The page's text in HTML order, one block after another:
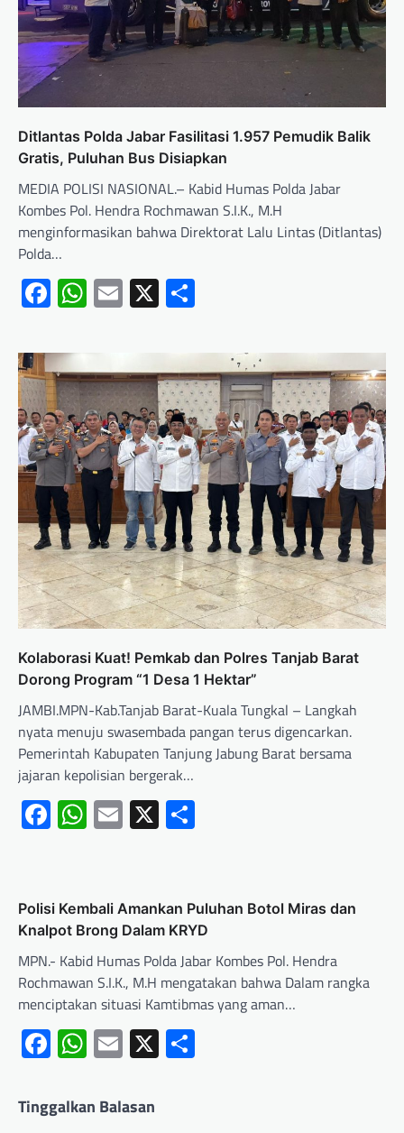
Ditlantas Polda Jabar Fasilitasi 1.957 Pemudik Balik
Gratis, Puluhan Bus Disiapkan
MEDIA POLISI NASIONAL.– Kabid Humas Polda Jabar
Kombes Pol. Hendra Rochmawan S.I.K., M.H
menginformasikan bahwa Direktorat Lalu Lintas (Ditlantas)
Polda…
Facebook
WhatsApp
Email
X
Kolaborasi Kuat! Pemkab dan Polres Tanjab Barat
Dorong Program “1 Desa 1 Hektar”
JAMBI.MPN-Kab.Tanjab Barat-Kuala Tungkal – Langkah
nyata menuju swasembada pangan terus digencarkan.
Pemerintah Kabupaten Tanjung Jabung Barat bersama
jajaran kepolisian bergerak…
Facebook
WhatsApp
Email
X
Polisi Kembali Amankan Puluhan Botol Miras dan
Knalpot Brong Dalam KRYD
MPN.- Kabid Humas Polda Jabar Kombes Pol. Hendra
Rochmawan S.I.K., M.H mengatakan bahwa Dalam rangka
menciptakan situasi Kamtibmas yang aman…
Facebook
WhatsApp
Email
X
Tinggalkan Balasan